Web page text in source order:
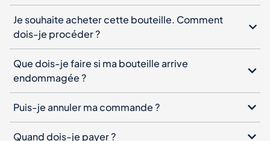
Je souhaite acheter cette bouteille. Comment
dois-je procéder ?
Que dois-je faire si ma bouteille arrive
endommagée ?
Puis-je annuler ma commande ?
Quand dois-je payer ?